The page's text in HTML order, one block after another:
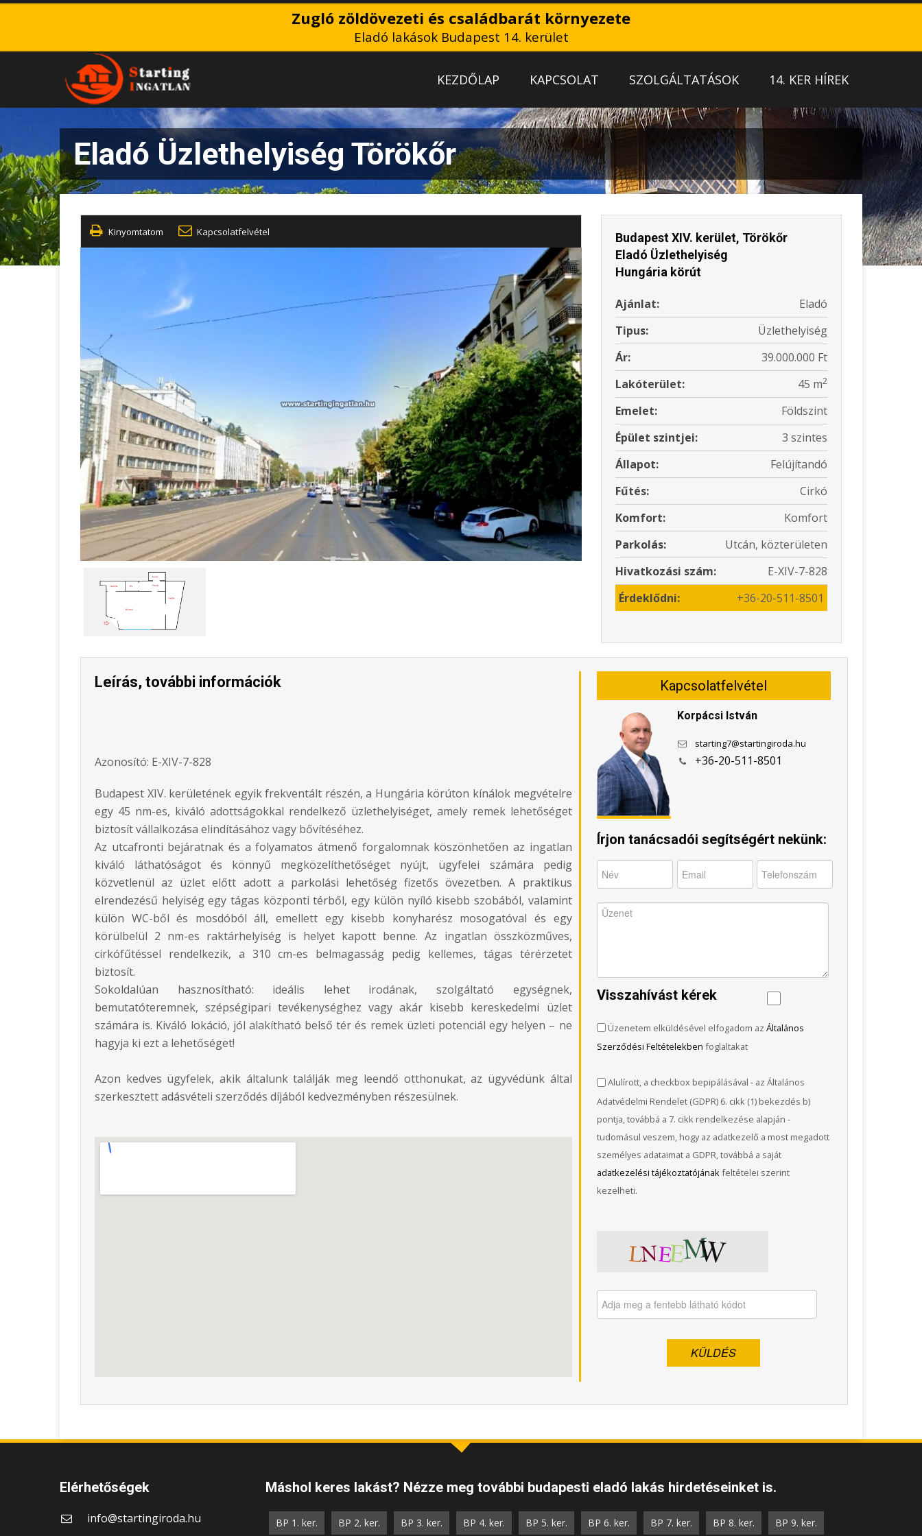
Zugló zöldövezeti és családbarát környezete
Eladó lakások Budapest 14. kerület
KEZDŐLAP KAPCSOLAT SZOLGÁLTATÁSOK 14. KER HÍREK
Eladó Üzlethelyiség Törökőr
Kinyomtatom Kapcsolatfelvétel
Budapest XIV. kerület, Törökőr
Eladó Üzlethelyiség
Hungária körút
Ajánlat:
Eladó
Tipus:
Üzlethelyiség
Ár:
39.000.000 Ft
Lakóterület:
45 m2
Emelet:
Földszint
Épület szintjei:
3 szintes
Állapot:
Felújítandó
Fűtés:
Cirkó
Komfort:
Komfort
Parkolás:
Utcán, közterületen
Hivatkozási szám:
E-XIV-7-828
Érdeklődni:
+36-20-511-8501
Leírás, további információk
Azonosító: E-XIV-7-828
Budapest XIV. kerületének egyik frekventált részén, a Hungária körúton kínálok megvételre
egy 45 nm-es, kiváló adottságokkal rendelkező üzlethelyiséget, amely remek lehetőséget
biztosít vállalkozása elindításához vagy bővítéséhez.
Az utcafronti bejáratnak és a folyamatos átmenő forgalomnak köszönhetően az ingatlan
kiváló láthatóságot és könnyű megközelíthetőséget nyújt, ügyfelei számára pedig
közvetlenül az üzlet előtt adott a parkolási lehetőség fizetős övezetben. A praktikus
elrendezésű helyiség egy tágas központi térből, egy külön nyíló kisebb szobából, valamint
külön WC-ből és mosdóból áll, emellett egy kisebb konyharész mosogatóval és egy
körülbelül 2 nm-es raktárhelyiség is helyet kapott benne. Az ingatlan összközműves,
cirkófűtéssel rendelkezik, a 310 cm-es belmagasság pedig kellemes, tágas térérzetet
biztosít.
Sokoldalúan hasznosítható: ideális lehet irodának, szolgáltató egységnek,
bemutatóteremnek, szépségipari tevékenységhez vagy akár kisebb kereskedelmi üzlet
számára is. Kiváló lokáció, jól alakítható belső tér és remek üzleti potenciál egy helyen – ne
hagyja ki ezt a lehetőséget!
Azon kedves ügyfelek, akik általunk találják meg leendő otthonukat, az ügyvédünk által
szerkesztett adásvételi szerződés díjából kedvezményben részesülnek.
Kapcsolatfelvétel
Korpácsi István
starting7@startingiroda.hu
+36-20-511-8501
Írjon tanácsadói segítségért nekünk:
Visszahívást kérek
Üzenetem elküldésével elfogadom azÁltalános
Szerződési Feltételekben foglaltakat
Alulírott, a checkbox bepipálásával - az Általános
Adatvédelmi Rendelet (GDPR) 6. cikk (1) bekezdés b)
pontja, továbbá a 7. cikk rendelkezése alapján -
tudomásul veszem, hogy az adatkezelő a most megadott
személyes adataimat a GDPR, továbbá a saját
adatkezelési tájékoztatójának feltételei szerint
kezelheti.
Elérhetőségek
info@startingiroda.hu
Máshol keres lakást? Nézze meg további budapesti eladó lakás hirdetéseinket is.
BP 1. ker. BP 2. ker. BP 3. ker. BP 4. ker. BP 5. ker. BP 6. ker. BP 7. ker. BP 8. ker. BP 9. ker.